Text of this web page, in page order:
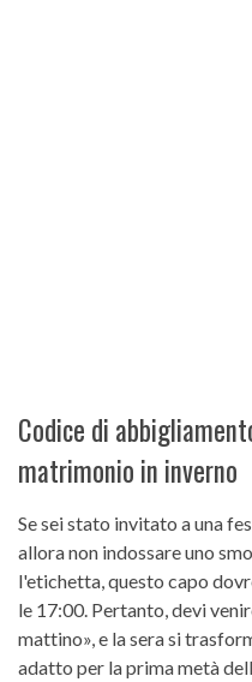
Codice di
matrimonio in inverno
Se sei stato invitato a una
allora non indossare uno
l'etichetta, questo capo
le 17:00. Pertanto, devi
mattino», e la sera si
adatto per la prima metà